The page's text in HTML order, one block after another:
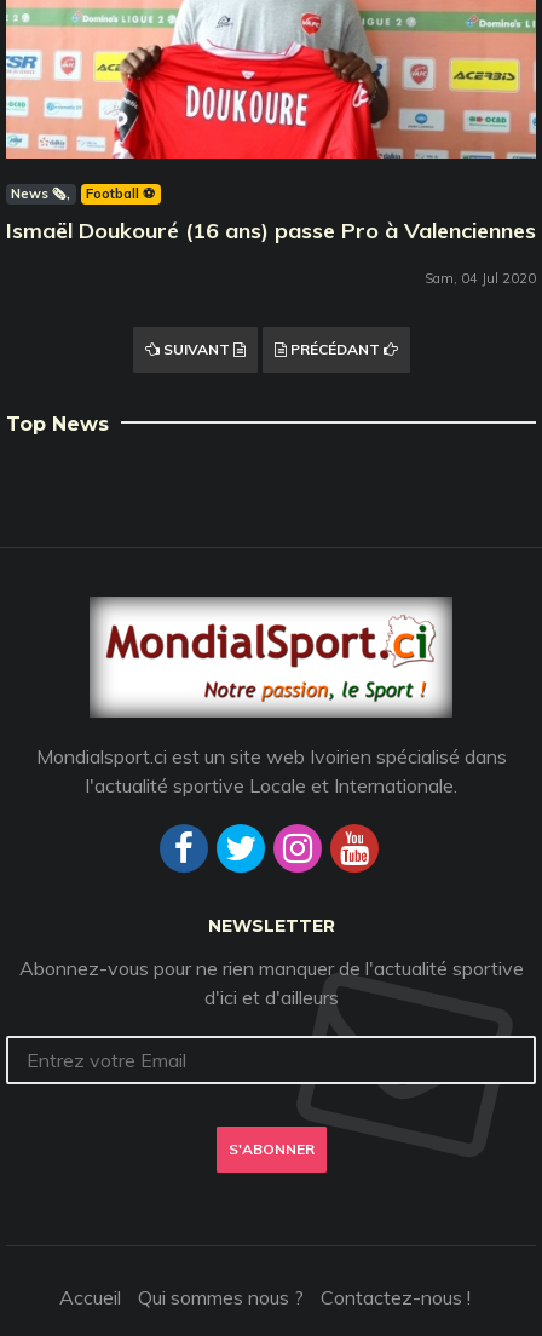
News 🗞️ Football ⚽️
Ismaël Doukouré (16 ans) passe Pro à Valenciennes
Sam, 04 Jul 2020
SUIVANT PRÉCÉDANT
Top News
Mondialsport.ci est un site web Ivoirien spécialisé dans
l'actualité sportive Locale et Internationale.
NEWSLETTER
Abonnez-vous pour ne rien manquer de l'actualité sportive
d'ici et d'ailleurs
S'ABONNER
Accueil Qui sommes nous ? Contactez-nous !